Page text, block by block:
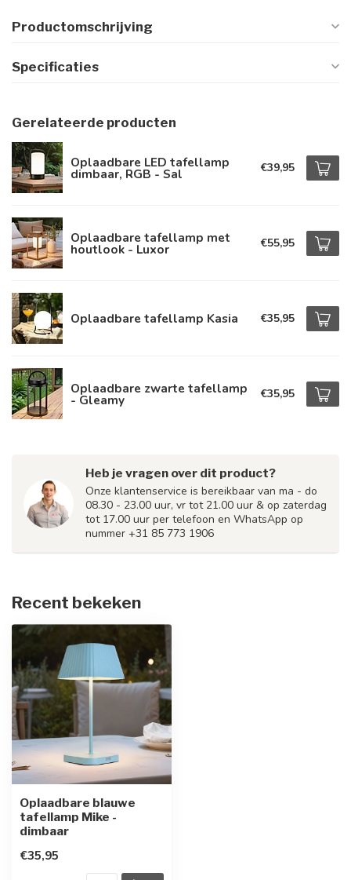
Productomschrijving
Specificaties
Gerelateerde producten
Oplaadbare LED tafellamp
dimbaar, RGB - Sal €39,95
Oplaadbare tafellamp met
houtlook - Luxor €55,95
Oplaadbare tafellamp Kasia €35,95
Oplaadbare zwarte tafellamp
- Gleamy €35,95
Heb je vragen over dit product?
Onze klantenservice is bereikbaar van ma - do
08.30 - 23.00 uur, vr tot 21.00 uur & op zaterdag
tot 17.00 uur per telefoon en WhatsApp op
nummer +31 85 773 1906
Recent bekeken
Oplaadbare blauwe
tafellamp Mike -
dimbaar
€35,95